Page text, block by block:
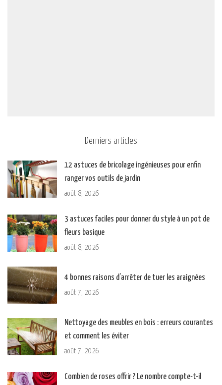
Derniers articles
12 astuces de bricolage ingénieuses pour enfin
ranger vos outils de jardin
août 8, 2026
3 astuces faciles pour donner du style à un pot de
fleurs basique
août 8, 2026
4 bonnes raisons d’arrêter de tuer les araignées
août 7, 2026
Nettoyage des meubles en bois : erreurs courantes
et comment les éviter
août 7, 2026
Combien de roses offrir ? Le nombre compte-t-il